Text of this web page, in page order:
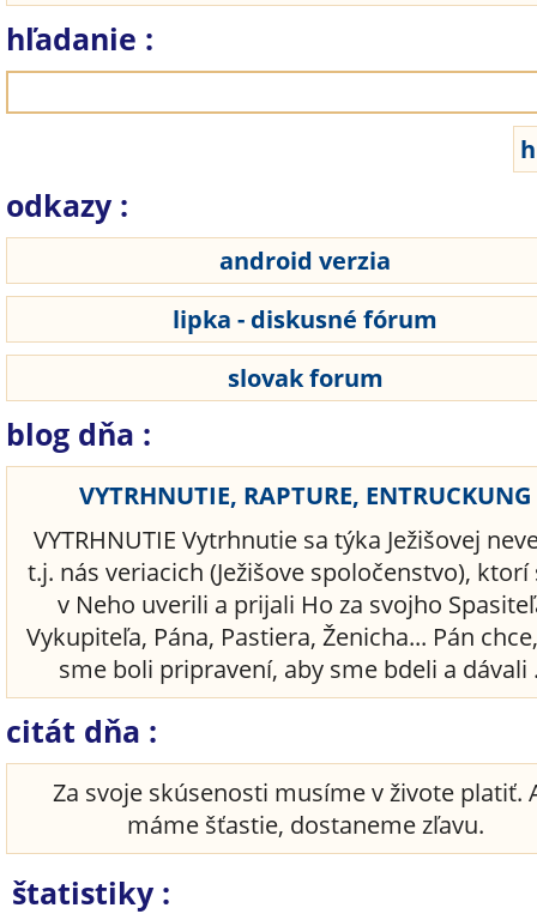
hľadanie :
odkazy :
android verzia
lipka - diskusné fórum
slovak forum
blog dňa :
VYTRHNUTIE, RAPTURE, ENTRUCKUNG
VYTRHNUTIE Vytrhnutie sa týka Ježišovej
t.j. nás veriacich (Ježišove spoločenstvo), ktorí
v Neho uverili a prijali Ho za svojho
Vykupiteľa, Pána, Pastiera, Ženicha... Pán
sme boli pripravení, aby sme bdeli a dávali
citát dňa :
Za svoje skúsenosti musíme v živote platiť.
máme šťastie, dostaneme zľavu.
štatistiky :